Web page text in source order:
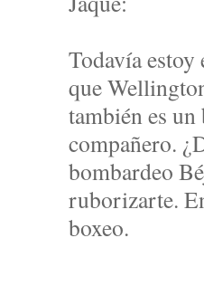
Todavía estoy
que
también es
compañero.
bombardeo
ruborizarte.
boxeo.